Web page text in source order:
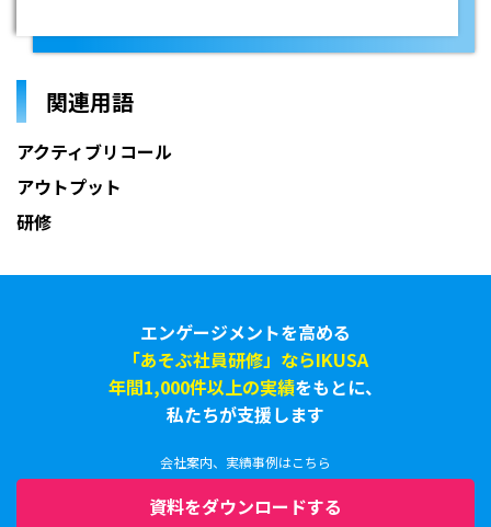
関連用語
アクティブリコール
アウトプット
研修
エンゲージメントを高める
「あそぶ社員研修」ならIKUSA
年間1,000件以上の実績をもとに、
私たちが支援します
会社案内、実績事例はこちら
資料をダウンロードする